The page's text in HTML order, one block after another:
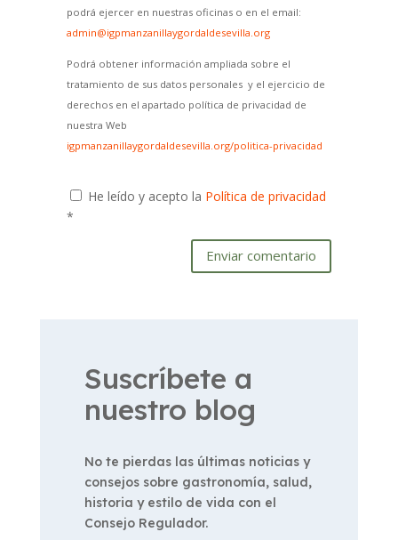
podrá ejercer en nuestras oficinas o en el email:
admin@igpmanzanillaygordaldesevilla.org
Podrá obtener información ampliada sobre el
tratamiento de sus datos personales y el ejercicio de
derechos en el apartado política de privacidad de
nuestra Web
igpmanzanillaygordaldesevilla.org/politica-privacidad
He leído y acepto la Política de privacidad
*
Enviar comentario
Suscríbete a
nuestro blog
No te pierdas las últimas noticias y
consejos sobre gastronomía, salud,
historia y estilo de vida con el
Consejo Regulador.